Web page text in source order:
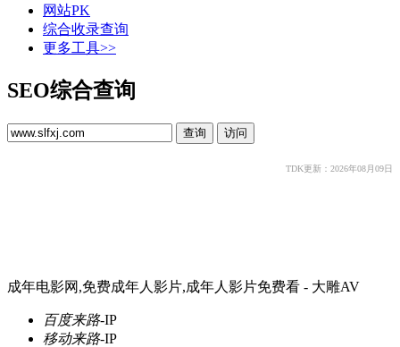
网站PK
综合收录查询
更多工具>>
SEO综合查询
TDK更新：2026年08月09日
成年电影网,免费成年人影片,成年人影片免费看 - 大雕AV
百度来路-IP
移动来路-IP